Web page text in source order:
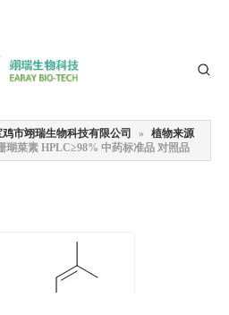
市翊瑞生物科技有限公司 »
植物来源
瑚菜素 HPLC≥98% 中药标准品 对照品